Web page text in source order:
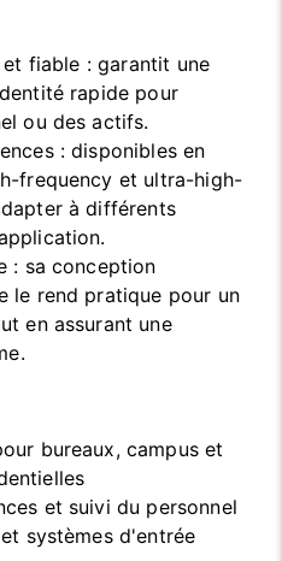
fiable : garantit une
rapide pour
ou des actifs.
: disponibles en
frequency et ultra-high-
à différents
: sa conception
le rend pratique pour un
en assurant une
bureaux, campus et
et suivi du personnel
systèmes d'entrée